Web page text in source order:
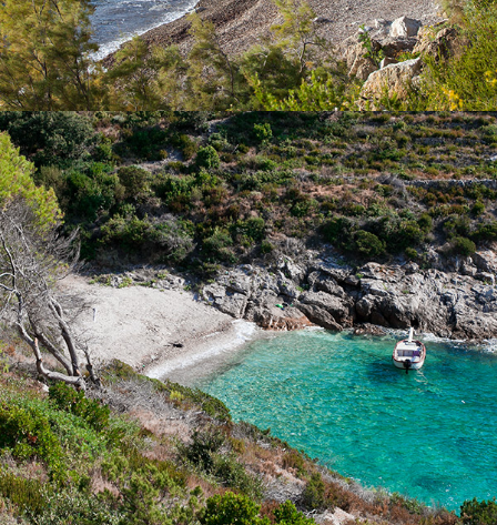
DER STRAND ŽUKAMICE
Der Strand Žukamice ist nur 10 Minuten mit unserem schnellen
Taxiboot entfernt. Das ist ein kleinerer Strand ideal für Familien,
um das klare Wasser zu genießen.
x